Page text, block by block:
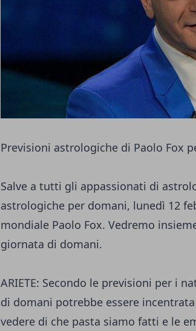
Previsioni astrologiche di Paolo Fox
Salve a tutti gli appassionati di
astrologiche per domani, lunedì 12
mondiale Paolo Fox. Vedremo
giornata di domani.
ARIETE: Secondo le previsioni per i
di domani potrebbe essere
vedere di che pasta siamo fatti e le